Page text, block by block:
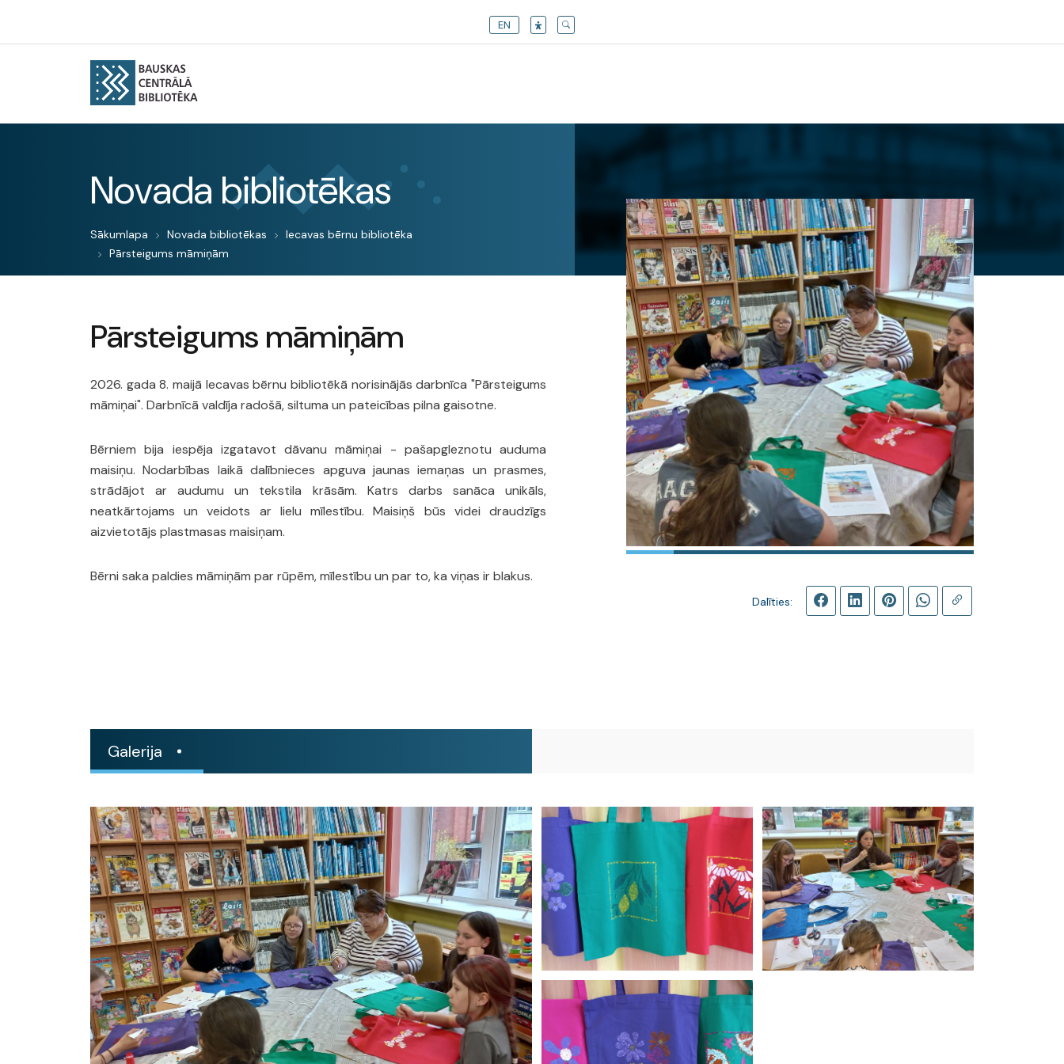
EN
Novada bibliotēkas
Sākumlapa Novada bibliotēkas
Iecavas bērnu bibliotēka
Pārsteigums māmiņām
Dalīties:
Pārsteigums māmiņām
2026. gada 8. maijā Iecavas bērnu bibliotēkā norisinājās darbnīca "Pārsteigums
māmiņai". Darbnīcā valdīja radošā, siltuma un pateicības pilna gaisotne.
Bērniem bija iespēja izgatavot dāvanu māmiņai - pašapgleznotu auduma
maisiņu. Nodarbības laikā dalībnieces apguva jaunas iemaņas un prasmes,
strādājot ar audumu un tekstila krāsām. Katrs darbs sanāca unikāls,
neatkārtojams un veidots ar lielu mīlestību. Maisiņš būs videi draudzīgs
aizvietotājs plastmasas maisiņam.
Bērni saka paldies māmiņām par rūpēm, mīlestību un par to, ka viņas ir blakus.
Galerija